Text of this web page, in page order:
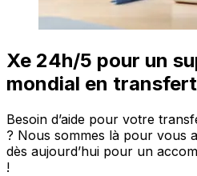
Xe 24h/5 pour un
mondial en transfert
Besoin d’aide pour votre
? Nous sommes là pour vous
dès aujourd’hui pour un
!